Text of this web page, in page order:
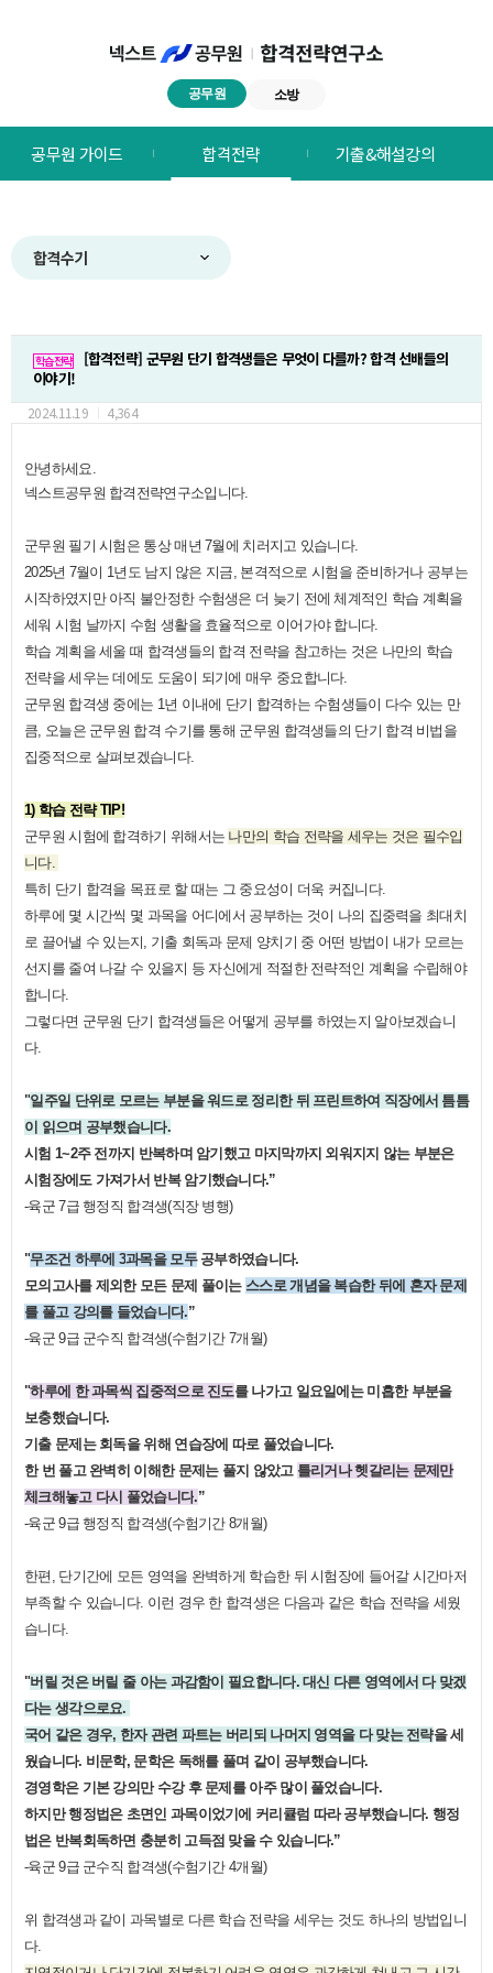
공무원 소방
합격전략연구소
메뉴
공무원 가이드 합격전략 기출&해설강의
합격수기
학습전략 [합격전략] 군무원 단기 합격생들은 무엇이 다를까? 합격 선배들의
이야기!
2024.11.19 4,364
안녕하세요
넥스트공무원 합격전략연구소입니다.
군무원 필기 시험은 통상 매년7월에 치러지고 있습니다.
2025년 7월이 1 년도 남지 않은 지금 본격적으로 시험을 준비하거나 공부는
시작하였지만 아직 불안정한 수험생은 더 늦기 전에 체계적인 학습 계획을
세워 시험 날까지 수험 생활을 효율적으로 이어가야 합니다.
학습 계획을 세울 때 합격생들의 합격 전략을 참고하는 것은 나만의 학습
전략을 세우는 데에도 도움이 되기에 매우 중요합니다.
군무원 합격생 중에는 1 년 이내에 단기 합격하는 수험생들이 다수 있는 만
큼 오늘은 군무원 합격 수기를 통해 군무원 합격생들의 단기 합격 비법을
집중적으로 살펴보겠습니다.
1) 학습 전략TIP!
군무원 시험에 합격하기 위해서는 나만의 학습 전략을 세우는 것은 필수입
니다.
특히 단기 합격을 목표로 할 때는 그 중요성이 더욱 커집니다.
하루에 몇 시간씩 몇 과목을 어디에서 공부하는 것이 나의 집중력을 최대치
로 끌어낼 수 있는지 기출 회독과 문제 양치기 중 어떤 방법이 내가 모르는
선지를 줄여 나갈 수 있을지 등 자신에게 적절한 전략적인 계획을 수립해야
합니다.
그렇다면 군무원 단기 합격생들은 어떻게 공부를 하였는지 알아보겠습니
다.
"일주일 단위로 모르는 부분을 워드로 정리한 뒤 프린트하여 직장에서 틈틈
이 읽으며 공부했습니다.
시험 1~2주 전까지 반복하며 암기했고 마지막까지 외워지지 않는 부분은
시험장에도 가져가서 반복 암기했습니다.”
-육군7급 행정직 합격생(직장 병행)
"무조건 하루에 3과목을 모두공부하였습니다.
모의고사를 제외한 모든 문제 풀이는 스스로 개념을 복습한 뒤에 혼자 문제
를 풀고 강의를 들었습니다.”
-육군9급 군수직 합격생(수험기간7개월)
"하루에 한 과목씩 집중적으로 진도를 나가고 일요일에는 미흡한 부분을
보충했습니다.
기출 문제는 회독을 위해 연습장에 따로 풀었습니다.
한 번 풀고 완벽히 이해한 문제는 풀지 않았고 틀리거나 헷갈리는 문제만
체크해놓고 다시 풀었습니다.”
-육군9급 행정직 합격생(수험기간8개월)
한편 단기간에 모든 영역을 완벽하게 학습한 뒤 시험장에 들어갈 시간마저
부족할 수 있습니다. 이런 경우 한 합격생은 다음과 같은 학습 전략을 세웠
습니다.
"버릴 것은 버릴 줄 아는 과감함이 필요합니다.대신 다른 영역에서 다 맞겠
다는 생각으로요.
국어 같은 경우, 한자 관련 파트는 버리되 나머지 영역을 다 맞는 전략을 세
웠습니다. 비문학, 문학은 독해를 풀며 같이 공부했습니다.
경영학은 기본 강의만 수강 후 문제를 아주 많이 풀었습니다.
하지만 행정법은 초면인 과목이었기에 커리큘럼 따라 공부했습니다. 행정
법은 반복회독하면 충분히 고득점 맞을 수 있습니다.”
-육군9급 군수직 합격생(수험기간4개월)
위 합격생과 같이 과목별로 다른 학습 전략을 세우는 것도 하나의 방법입니
다.